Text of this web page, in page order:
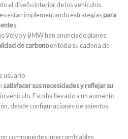
el diseño interior de los vehículos.
están implementando estrategiaspara
s.
Volvo y BMW han anunciado planes
de carbonoen toda su cadena de
usuario
satisfacer sus necesidades y reflejar su
vehículo. Esto ha llevado a un aumento
desde configuraciones de asientos
componentes intercambiables